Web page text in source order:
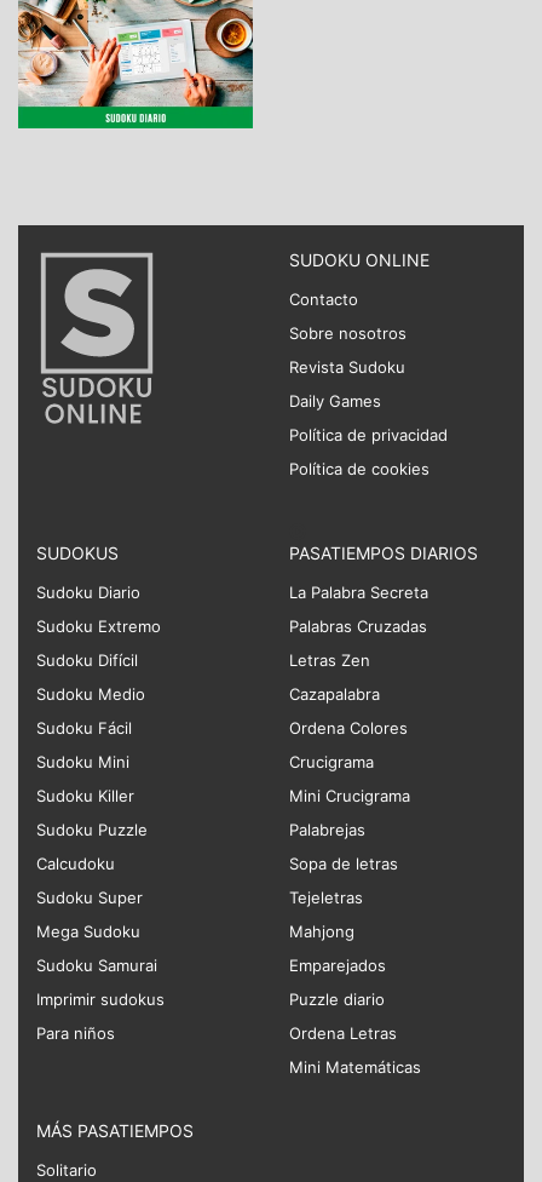
SUDOKU ONLINE
Contacto
Sobre nosotros
Revista Sudoku
Daily Games
Política de privacidad
Política de cookies
SUDOKUS
Sudoku Diario
Sudoku Extremo
Sudoku Difícil
Sudoku Medio
Sudoku Fácil
Sudoku Mini
Sudoku Killer
Sudoku Puzzle
Calcudoku
Sudoku Super
Mega Sudoku
Sudoku Samurai
Imprimir sudokus
Para niños
PASATIEMPOS DIARIOS
La Palabra Secreta
Palabras Cruzadas
Letras Zen
Cazapalabra
Ordena Colores
Crucigrama
Mini Crucigrama
Palabrejas
Sopa de letras
Tejeletras
Mahjong
Emparejados
Puzzle diario
Ordena Letras
Mini Matemáticas
MÁS PASATIEMPOS
Solitario